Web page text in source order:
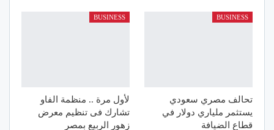
BUSINESS
تحالف مصري سعودي
يستثمر ملياري دولار في
قطاع الضيافة
BUSINESS
لأول مرة .. منظمة الفاو
تشارك فى تنظيم معرض
زهور الربيع بمصر